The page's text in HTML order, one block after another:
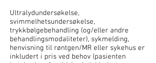
Ultralydundersøkelse,
svimmelhetsundersøkelse,
trykkbølgebehandling (og/eller andre
behandlingsmodaliteter), sykmelding,
henvisning til røntgen/MR eller sykehus er
inkludert i pris ved behov (pasienten